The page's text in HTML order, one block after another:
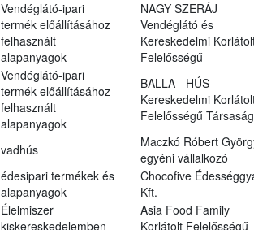
Vendéglátó-ipari
termék előállításához
felhasznált
alapanyagok
NAGY SZERÁJ
Vendéglátó és
Kereskedelmi
Felelősségű
Vendéglátó-ipari
termék előállításához
felhasznált
alapanyagok
BALLA - HÚS
Kereskedelmi
Felelősségű Társaság
vadhús
Maczkó Róbert
egyéni vállalkozó
édesipari termékek és
alapanyagok
Chocofive
Kft.
Élelmiszer
kiskereskedelemben
Asia Food Family
Korlátolt Felelősségű